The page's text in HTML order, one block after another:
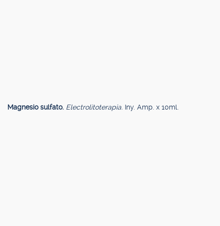
Magnesio sulfato. Electrolitoterapia. Iny. Amp. x 10ml.